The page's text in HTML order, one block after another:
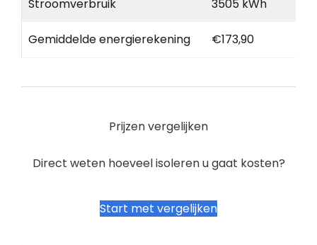
Stroomverbruik 3505 kWh
Gemiddelde energierekening €173,90
Prijzen vergelijken
Direct weten hoeveel isoleren u gaat kosten?
Start met vergelijken